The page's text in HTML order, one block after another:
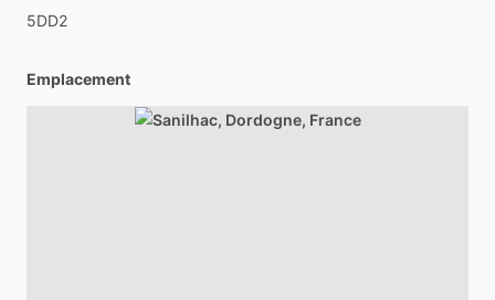
5DD2
Emplacement